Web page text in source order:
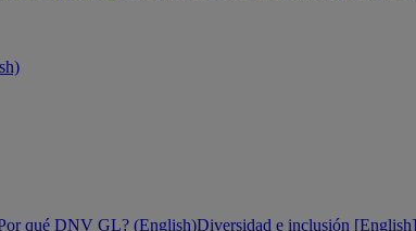
qué DNV GL? (English)Diversidad e inclusión [English]